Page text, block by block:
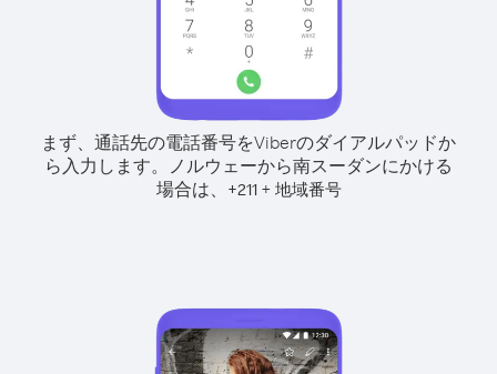
まず、通話先の電話番号をViberのダイアルパッドか
ら入力します。
ノルウェーから南スーダンにかける
場合は、
+211+ 地域番号